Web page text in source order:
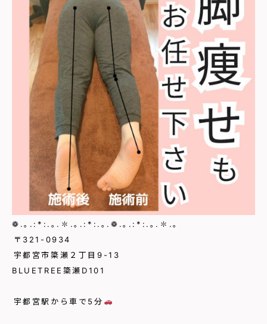
❁.｡.:*:.｡.✽.｡.:*:.｡.❁.｡.:*:.｡.✽.｡⁡
⁡〒321-0934⁡
⁡宇都宮市簗瀬２丁目9-13
BLUETREE簗瀬D101
⁡宇都宮駅から車で5分